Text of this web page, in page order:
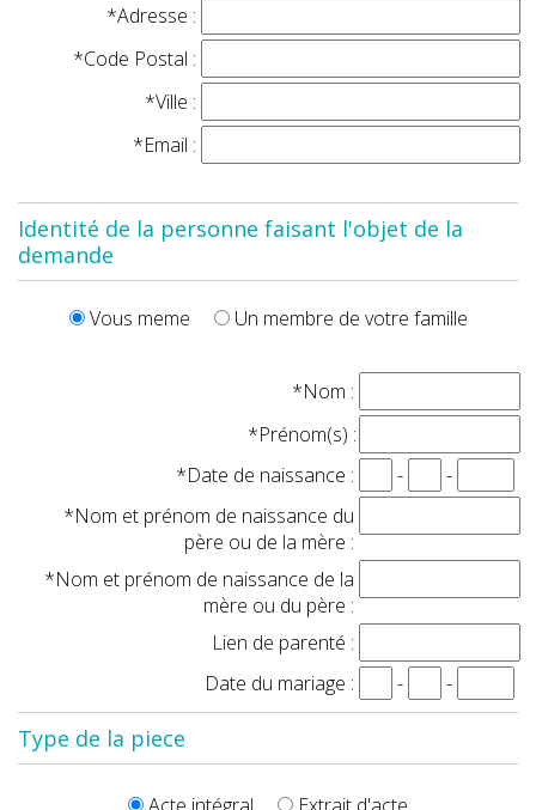
*Adresse :
*Code Postal :
*Ville :
*Email :
Identité de la personne faisant l'objet de la
demande
Vous meme Un membre de votre famille
*Nom :
*Prénom(s) :
*Date de naissance :
-
-
*Nom et prénom de naissance du
père ou de la mère :
*Nom et prénom de naissance de la
mère ou du père :
Lien de parenté :
Date du mariage :
- -
Type de la piece
Acte intégral
Extrait d'acte